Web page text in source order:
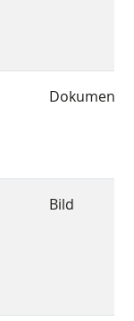
Dokument
Bild